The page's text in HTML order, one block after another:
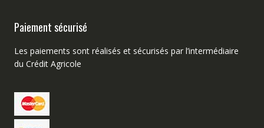
Paiement sécurisé
Les paiements sont réalisés et sécurisés par l’intermédiaire
du Crédit Agricole